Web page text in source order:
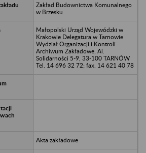
Zakład Budownictwa Komunalnego
w Brzesku
Małopolski Urząd Wojewódzki w
Krakowie Delegatura w Tarnowie
Wydział Organizacji i Kontroli
Archiwum Zakładowe, Al.
Solidarności 5-9, 33-100 TARNÓW
Tel. 14 696 32 72; fax. 14 621 40 78
Akta zakładowe